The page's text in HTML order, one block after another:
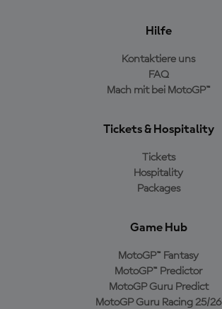
Hilfe
Kontaktiere uns
FAQ
Mach mit bei MotoGP™
Tickets & Hospitality
Tickets
Hospitality
Packages
Game Hub
MotoGP™ Fantasy
MotoGP™ Predictor
MotoGP Guru Predict
MotoGP Guru Racing 25/26